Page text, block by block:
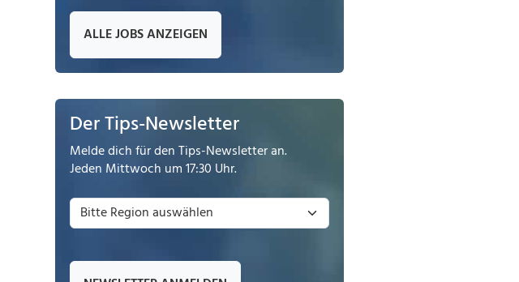
ALLE JOBS ANZEIGEN
Der Tips-Newsletter
Melde dich für den Tips-Newsletter an.
Jeden Mittwoch um 17:30 Uhr.